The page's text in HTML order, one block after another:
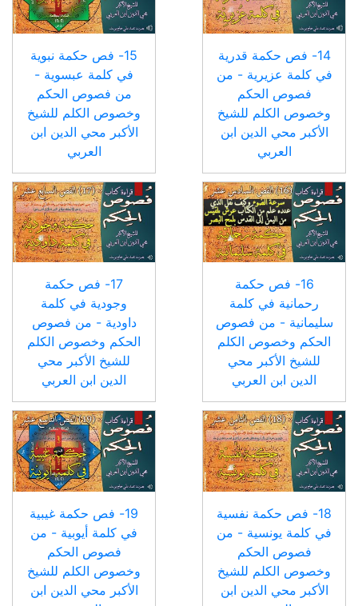
14- فص حكمة قدرية
في كلمة عزيرية - من
فصوص الحكم
وخصوص الكلم للشيخ
الأكبر محي الدين ابن
العربي
15- فص حكمة نبوية
في كلمة عبسوية -
من فصوص الحكم
وخصوص الكلم للشيخ
الأكبر محي الدين ابن
العربي
16- فص حكمة
رحمانية في كلمة
سليمانية - من فصوص
الحكم وخصوص الكلم
للشيخ الأكبر محي
الدين ابن العربي
17- فص حكمة
وجودية في كلمة
داودية - من فصوص
الحكم وخصوص الكلم
للشيخ الأكبر محي
الدين ابن العربي
18- فص حكمة نفسية
في كلمة يونسية - من
فصوص الحكم
وخصوص الكلم للشيخ
الأكبر محي الدين ابن
19- فص حكمة غيبية
في كلمة أيوبية - من
فصوص الحكم
وخصوص الكلم للشيخ
الأكبر محي الدين ابن